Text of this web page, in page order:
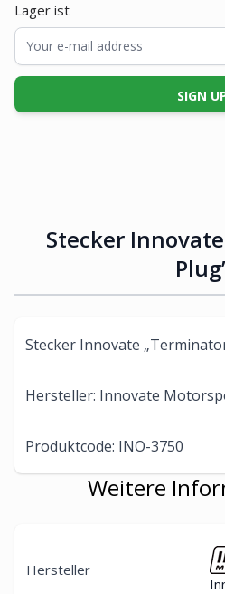
Lager ist
SIGN
Stecker
Stecker Innovate
Hersteller: Innovate
Produktcode: INO-3750
Weitere
Hersteller